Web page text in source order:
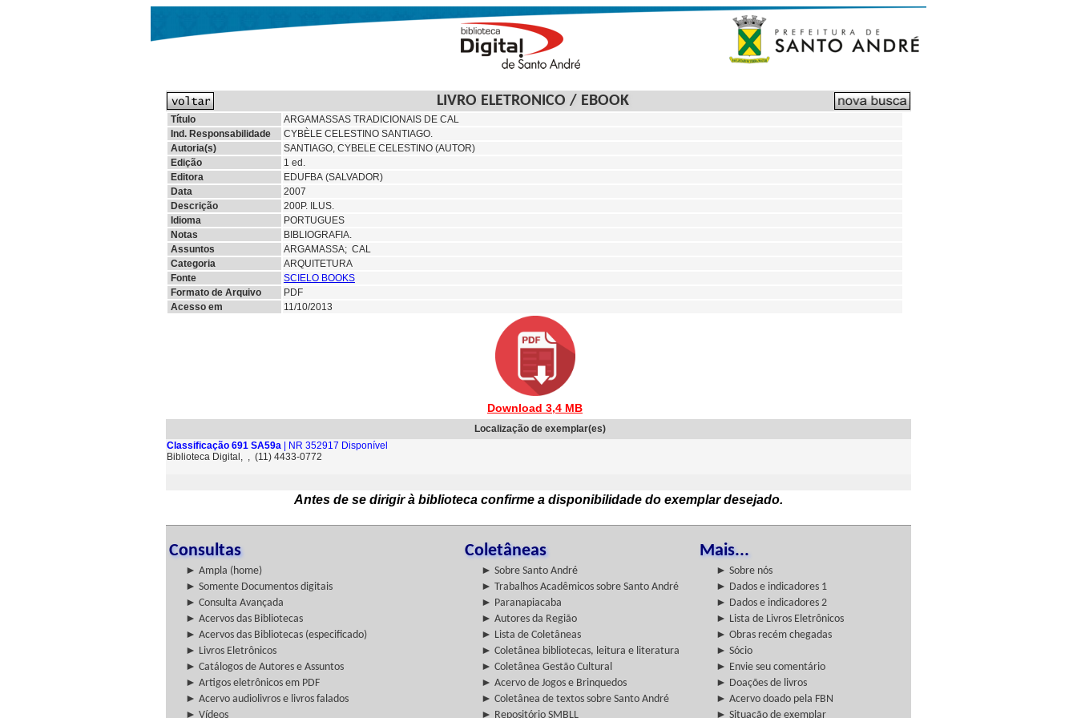
LIVRO ELETRONICO / EBOOK
Título
ARGAMASSAS TRADICIONAIS DE CAL
Ind. Responsabilidade
CYBÈLE CELESTINO SANTIAGO.
Autoria(s)
SANTIAGO, CYBELE CELESTINO (AUTOR)
Edição
1 ed.
Editora
EDUFBA (SALVADOR)
Data
2007
Descrição
200P. ILUS.
Idioma
PORTUGUES
Notas
BIBLIOGRAFIA.
Assuntos
ARGAMASSA; CAL
Categoria
ARQUITETURA
Fonte
SCIELO BOOKS
Formato de Arquivo
PDF
Acesso em
11/10/2013
Download 3,4 MB
Localização de exemplar(es)
Classificação 691 SA59a | NR 352917 Disponível
Biblioteca Digital, , (11) 4433-0772
Antes de se dirigir à biblioteca confirme a disponibilidade do exemplar desejado.
Consultas Coletâneas Mais...
► Ampla (home) ► Sobre Santo André
► Sobre nós
► Somente Documentos digitais
► Trabalhos Acadêmicos sobre Santo André
► Dados e indicadores 1
► Consulta Avançada
► Paranapiacaba
► Dados e indicadores 2
► Acervos das Bibliotecas
► Autores da Região
► Lista de Livros Eletrônicos
► Acervos das Bibliotecas (especificado)
► Lista de Coletâneas
► Obras recém chegadas
► Livros Eletrônicos
► Coletânea bibliotecas, leitura e literatura
► Sócio
► Catálogos de Autores e Assuntos
► Coletânea Gestão Cultural
► Envie seu comentário
► Artigos eletrônicos em PDF
► Acervo de Jogos e Brinquedos
► Doações de livros
► Acervo audiolivros e livros falados
► Coletânea de textos sobre Santo André
► Acervo doado pela FBN
► Vídeos
► Repositório SMBLL ► Situação de exemplar